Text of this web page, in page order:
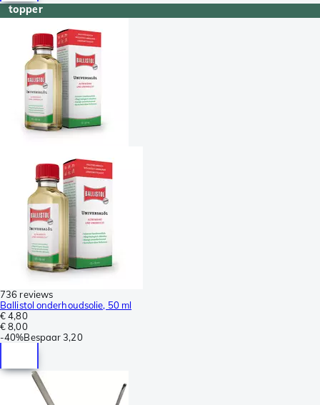
topper
736 reviews
Ballistol onderhoudsolie, 50 ml
€ 4,80
€ 8,00
-40%Bespaar 3,20